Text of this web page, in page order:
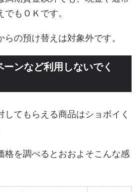
もＯＫです。
の預け替えは対象外です。
ーンなど利用しないでく
してもらえる商品はショボイく
格を調べるとおおよそこんな感